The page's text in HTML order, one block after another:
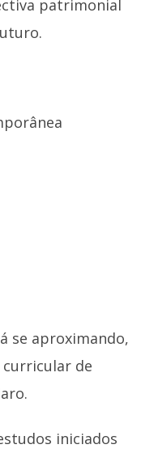
patrimonial
se aproximando,
de
iniciados